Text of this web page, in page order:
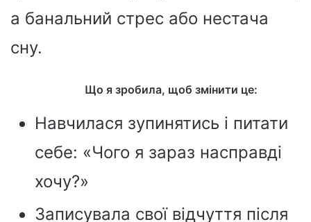
а банальний стрес або нестача
сну.
Що я зробила, щоб змінити це:
Навчилася зупинятись і питати
себе: «Чого я зараз насправді
хочу?»
Записувала свої відчуття після